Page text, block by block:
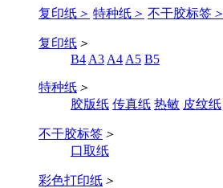
复印纸 ＞ 特种纸 ＞ 不干胶标签 ＞
复印纸 ＞
B4 A3 A4 A5 B5
特种纸 ＞
胶版纸 传真纸 热敏 皮纹纸
不干胶标签 ＞
口取纸
彩色打印纸 ＞